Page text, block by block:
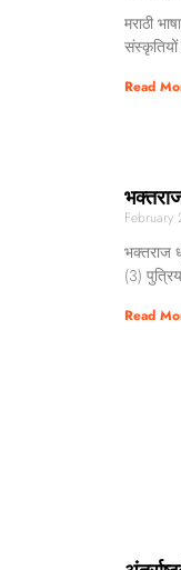
मराठी
Read
भक्तराज
(3)
Read